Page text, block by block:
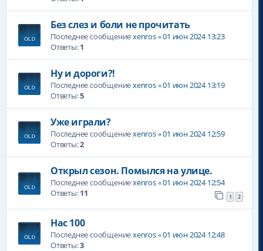
Без слез и боли не прочитать
Последнее сообщениеxenros«01 июн 2024 13:23
Ответы:1
Ну и дороги?!
Последнее сообщениеxenros«01 июн 2024 13:19
Ответы:5
Уже играли?
Последнее сообщениеxenros«01 июн 2024 12:59
Ответы:2
Открыл сезон. Помылся на улице.
Последнее сообщениеxenros«01 июн 2024 12:54
Ответы:11 1 2
Нас 100
Последнее сообщениеxenros«01 июн 2024 12:48
Ответы:3